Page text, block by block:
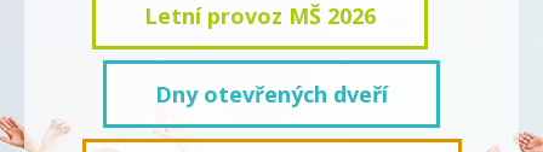
Letní provoz MŠ 2026
Dny otevřených dveří